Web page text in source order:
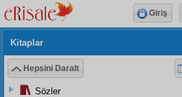
Kitaplar
Hepsini Daralt
Sözler
Giriş